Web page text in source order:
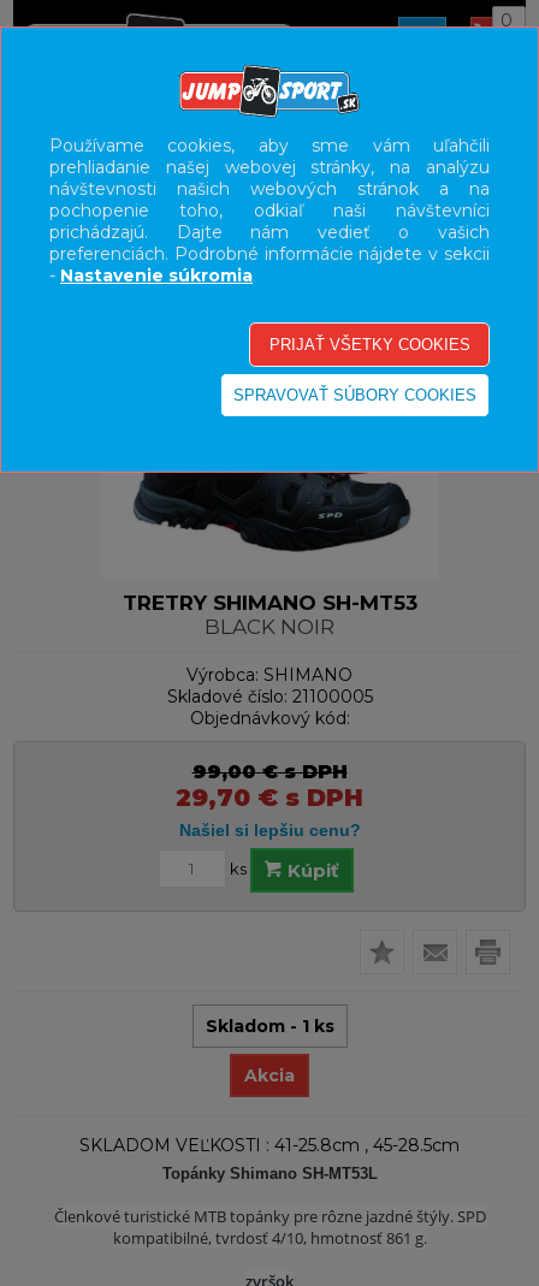
0
UŽÍVATEĽSKÝ PANEL
KATEGÓRIE
HLAVNÉ MENU
-70%
TRETRY SHIMANO SH-MT53
BLACK NOIR
Výrobca: SHIMANO
Skladové číslo: 21100005
Objednávkový kód:
99,00 €s DPH
29,70 € s DPH
ks Kúpiť
Skladom - 1 ks
Akcia
SKLADOM VEĽKOSTI : 41-25.8cm , 45-28.5cm
Topánky Shimano SH-MT53L
Členkové turistické MTB topánky pre rôzne jazdné štýly. SPD
kompatibilné, tvrdosť 4/10, hmotnosť 861 g.
zvršok
Používame cookies, aby sme vám uľahčili
prehliadanie našej webovej stránky, na analýzu
návštevnosti našich webových stránok a na
pochopenie toho, odkiaľ naši návštevníci
prichádzajú. Dajte nám vedieť o vašich
preferenciách. Podrobné informácie nájdete v sekcii
- Nastavenie súkromia